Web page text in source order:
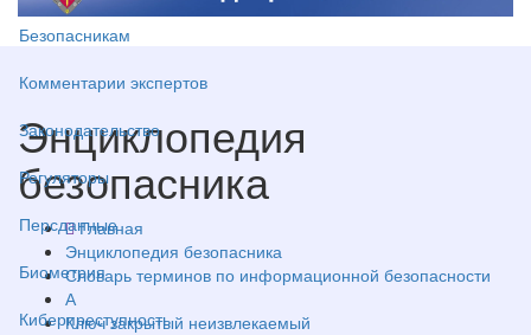
Безопасникам
Комментарии экспертов
Законодательство
Регуляторы
Персданные
Биометрия
Киберпреступность
Энциклопедия
безопасника
Главная
Энциклопедия безопасника
Словарь терминов по информационной безопасности
А
Ключ закрытый неизвлекаемый